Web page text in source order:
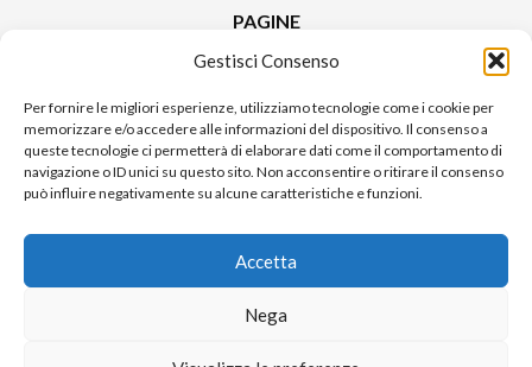
Gestisci Consenso
Per fornire le migliori esperienze, utilizziamo tecnologie come i cookie per
memorizzare e/o accedere alle informazioni del dispositivo. Il consenso a
queste tecnologie ci permetterà di elaborare dati come il comportamento di
navigazione o ID unici su questo sito. Non acconsentire o ritirare il consenso
può influire negativamente su alcune caratteristiche e funzioni.
Accetta
Nega
PAGINE
Redazione
Contatti
Pubblicità
Sitemap
RUBRICHE
Urban Video